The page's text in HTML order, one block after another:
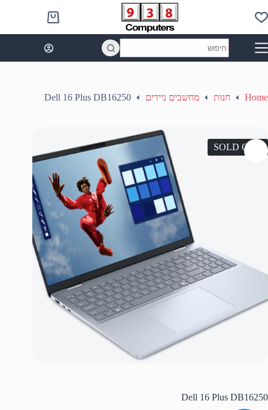
to
content
Shopping
cart
results
Home חנות מחשבים ניידים Dell 16 Plus DB16250
SOLD OUT
Dell 16 Plus DB16250